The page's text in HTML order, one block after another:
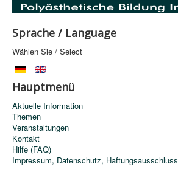
Sprache / Language
Wählen Sie / Select
Hauptmenü
Aktuelle Information
Themen
Veranstaltungen
Kontakt
Hilfe (FAQ)
Impressum, Datenschutz, Haftungsausschluss